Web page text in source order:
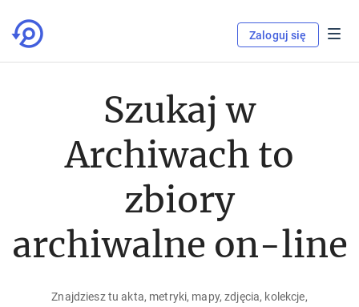
Zaloguj się
Szukaj w
Archiwach to
zbiory
archiwalne on-line
Znajdziesz tu akta, metryki, mapy, zdjęcia, kolekcje,